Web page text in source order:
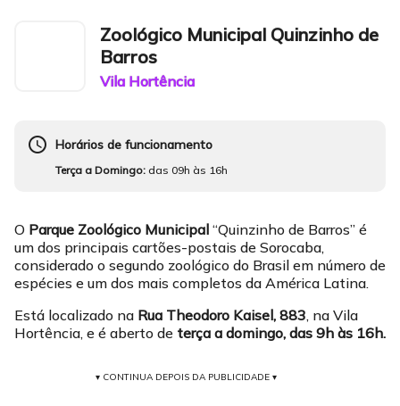
Zoológico Municipal Quinzinho de
Barros
Vila Hortência
schedule Horários de funcionamento
Terça a Domingo: das 09h às 16h
O Parque Zoológico Municipal “Quinzinho de Barros” é
um dos principais cartões-postais de Sorocaba,
considerado o segundo zoológico do Brasil em número de
espécies e um dos mais completos da América Latina.
Está localizado na Rua Theodoro Kaisel, 883, na Vila
Hortência, e é aberto de terça a domingo, das 9h às 16h.
▾ CONTINUA DEPOIS DA PUBLICIDADE ▾